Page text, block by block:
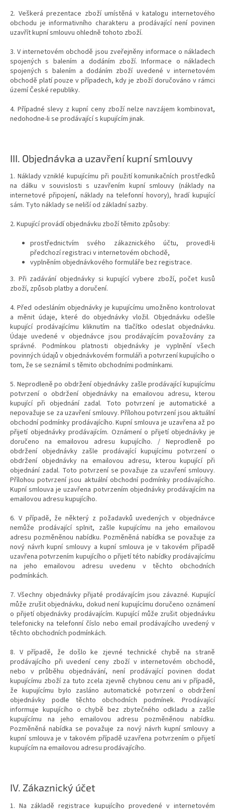
2. Veškerá prezentace zboží umístěná v katalogu internetového
obchodu je informativního charakteru a prodávající není povinen
uzavřít kupní smlouvu ohledně tohoto zboží.
3. V internetovém obchodě jsou zveřejněny informace o nákladech
spojených s balením a dodáním zboží. Informace o nákladech
spojených s balením a dodáním zboží uvedené v internetovém
obchodě platí pouze v případech, kdy je zboží doručováno v rámci
území České republiky.
4. Případné slevy z kupní ceny zboží nelze navzájem kombinovat,
nedohodne-li se prodávající s kupujícím jinak.
III. Objednávka a uzavření kupní smlouvy
1. Náklady vzniklé kupujícímu při použití komunikačních prostředků
na dálku v souvislosti s uzavřením kupní smlouvy (náklady na
internetové připojení, náklady na telefonní hovory), hradí kupující
sám. Tyto náklady se neliší od základní sazby.
2. Kupující provádí objednávku zboží těmito způsoby:
prostřednictvím svého zákaznického účtu, provedl-li
předchozí registraci v internetovém obchodě,
vyplněním objednávkového formuláře bez registrace.
3. Při zadávání objednávky si kupující vybere zboží, počet kusů
zboží, způsob platby a doručení.
4. Před odesláním objednávky je kupujícímu umožněno kontrolovat
a měnit údaje, které do objednávky vložil. Objednávku odešle
kupující prodávajícímu kliknutím na tlačítko odeslat objednávku.
Údaje uvedené v objednávce jsou prodávajícím považovány za
správné. Podmínkou platnosti objednávky je vyplnění všech
povinných údajů v objednávkovém formuláři a potvrzení kupujícího o
tom, že se seznámil s těmito obchodními podmínkami.
5. Neprodleně po obdržení objednávky zašle prodávající kupujícímu
potvrzení o obdržení objednávky na emailovou adresu, kterou
kupující při objednání zadal. Toto potvrzení je automatické a
nepovažuje se za uzavření smlouvy. Přílohou potvrzení jsou aktuální
obchodní podmínky prodávajícího. Kupní smlouva je uzavřena až po
přijetí objednávky prodávajícím. Oznámení o přijetí objednávky je
doručeno na emailovou adresu kupujícího. / Neprodleně po
obdržení objednávky zašle prodávající kupujícímu potvrzení o
obdržení objednávky na emailovou adresu, kterou kupující při
objednání zadal. Toto potvrzení se považuje za uzavření smlouvy.
Přílohou potvrzení jsou aktuální obchodní podmínky prodávajícího.
Kupní smlouva je uzavřena potvrzením objednávky prodávajícím na
emailovou adresu kupujícího.
6. V případě, že některý z požadavků uvedených v objednávce
nemůže prodávající splnit, zašle kupujícímu na jeho emailovou
adresu pozměněnou nabídku. Pozměněná nabídka se považuje za
nový návrh kupní smlouvy a kupní smlouva je v takovém případě
uzavřena potvrzením kupujícího o přijetí této nabídky prodávajícímu
na jeho emailovou adresu uvedenu v těchto obchodních
podmínkách.
7. Všechny objednávky přijaté prodávajícím jsou závazné. Kupující
může zrušit objednávku, dokud není kupujícímu doručeno oznámení
o přijetí objednávky prodávajícím. Kupující může zrušit objednávku
telefonicky na telefonní číslo nebo email prodávajícího uvedený v
těchto obchodních podmínkách.
8. V případě, že došlo ke zjevné technické chybě na straně
prodávajícího při uvedení ceny zboží v internetovém obchodě,
nebo v průběhu objednávání, není prodávající povinen dodat
kupujícímu zboží za tuto zcela zjevně chybnou cenu ani v případě,
že kupujícímu bylo zasláno automatické potvrzení o obdržení
objednávky podle těchto obchodních podmínek. Prodávající
informuje kupujícího o chybě bez zbytečného odkladu a zašle
kupujícímu na jeho emailovou adresu pozměněnou nabídku.
Pozměněná nabídka se považuje za nový návrh kupní smlouvy a
kupní smlouva je v takovém případě uzavřena potvrzením o přijetí
kupujícím na emailovou adresu prodávajícího.
IV. Zákaznický účet
1. Na základě registrace kupujícího provedené v internetovém